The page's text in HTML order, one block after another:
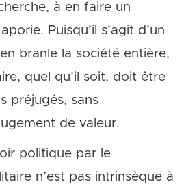
à en faire un
Puisqu’il s’agit d’un
branle la société entière,
quel qu’il soit, doit être
préjugés, sans
de valeur.
politique par le
n’est pas intrinsèque à